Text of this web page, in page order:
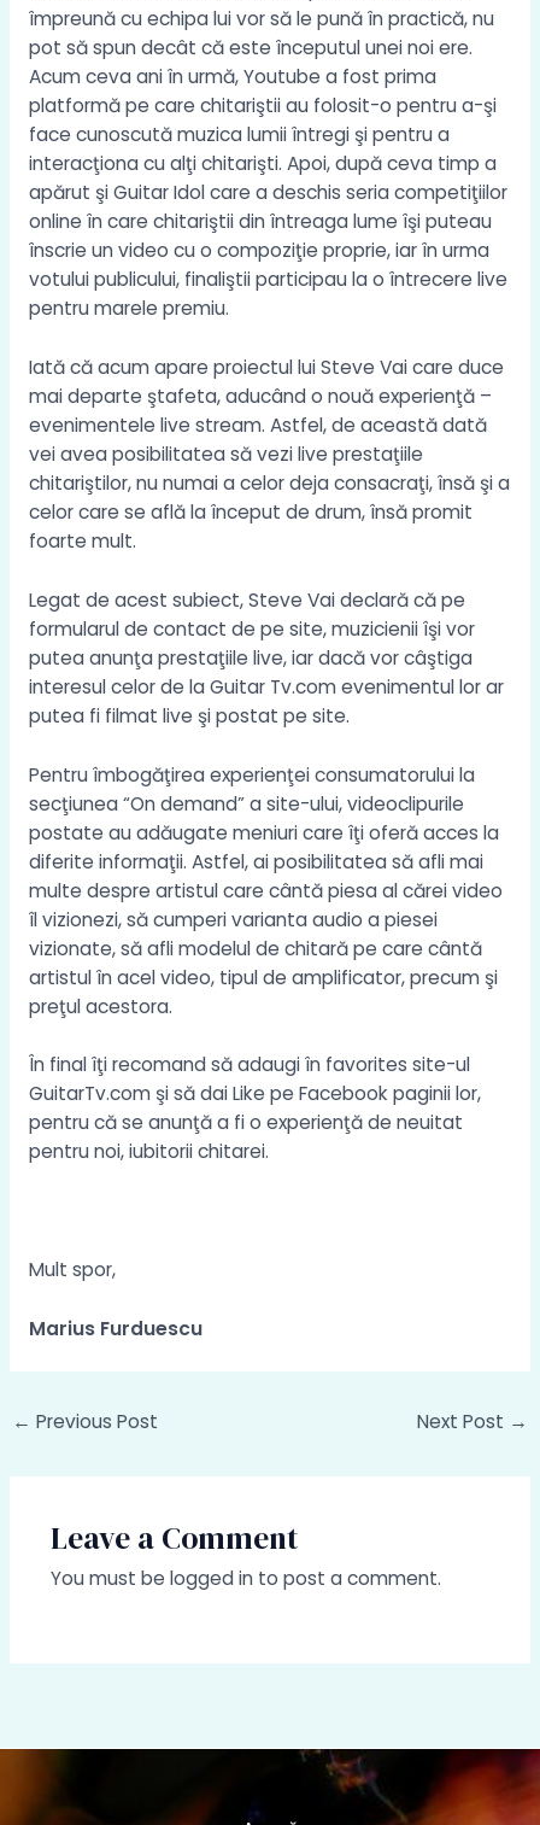
împreună cu echipa lui vor să le pună în practică, nu
pot să spun decât că este începutul unei noi ere.
Acum ceva ani în urmă, Youtube a fost prima
platformă pe care chitariştii au folosit-o pentru a-şi
face cunoscută muzica lumii întregi şi pentru a
interacţiona cu alţi chitarişti. Apoi, după ceva timp a
apărut şi Guitar Idol care a deschis seria competiţiilor
online în care chitariştii din întreaga lume îşi puteau
înscrie un video cu o compoziţie proprie, iar în urma
votului publicului, finaliştii participau la o întrecere live
pentru marele premiu.
Iată că acum apare proiectul lui Steve Vai care duce
mai departe ştafeta, aducând o nouă experienţă –
evenimentele live stream. Astfel, de această dată
vei avea posibilitatea să vezi live prestaţiile
chitariştilor, nu numai a celor deja consacraţi, însă şi a
celor care se află la început de drum, însă promit
foarte mult.
Legat de acest subiect, Steve Vai declară că pe
formularul de contact de pe site, muzicienii îşi vor
putea anunţa prestaţiile live, iar dacă vor câştiga
interesul celor de la Guitar Tv.com evenimentul lor ar
putea fi filmat live şi postat pe site.
Pentru îmbogăţirea experienţei consumatorului la
secţiunea “On demand” a site-ului, videoclipurile
postate au adăugate meniuri care îţi oferă acces la
diferite informaţii. Astfel, ai posibilitatea să afli mai
multe despre artistul care cântă piesa al cărei video
îl vizionezi, să cumperi varianta audio a piesei
vizionate, să afli modelul de chitară pe care cântă
artistul în acel video, tipul de amplificator, precum şi
preţul acestora.
În final îţi recomand să adaugi în favorites site-ul
GuitarTv.com şi să dai Like pe Facebook paginii lor,
pentru că se anunţă a fi o experienţă de neuitat
pentru noi, iubitorii chitarei.
Mult spor,
Marius Furduescu
Post
← Previous Post Next Post →
Leave a Comment
You must be logged into post a comment.